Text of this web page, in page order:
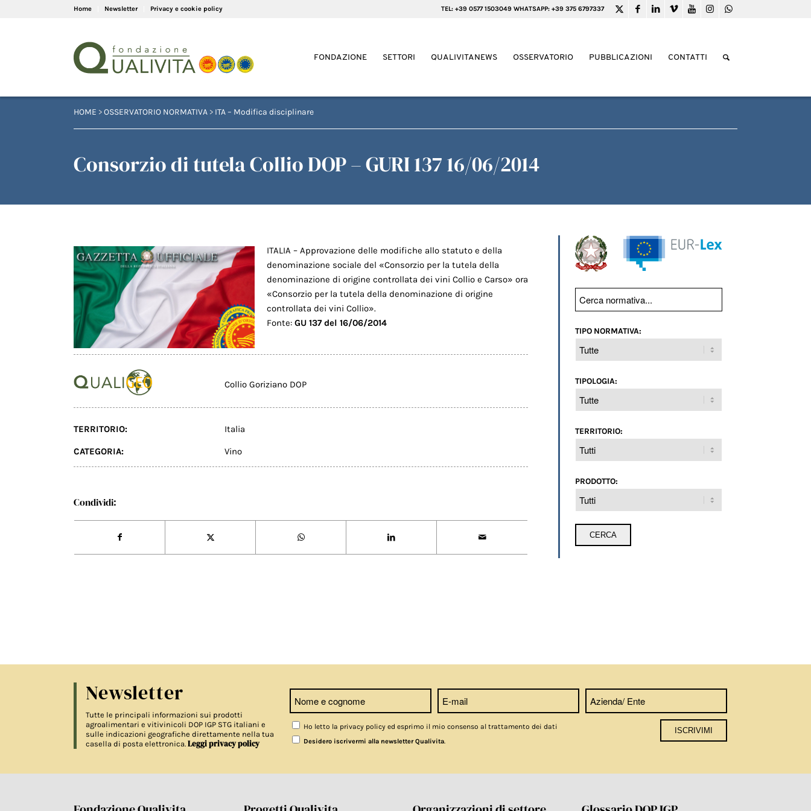
Home Newsletter Privacy e cookie policy TEL: +39 0577 1503049 WHATSAPP: +39 375 6797337
FONDAZIONE SETTORI QUALIVITANEWS OSSERVATORIO PUBBLICAZIONI CONTATTI
HOME >OSSERVATORIO NORMATIVA > ITA – Modifica disciplinare
Consorzio di tutela Collio DOP – GURI 137 16/06/2014
ITALIA – Approvazione delle modifiche allo statuto e della
denominazione sociale del «Consorzio per la tutela della
denominazione di origine controllata dei vini Collio e Carso» ora
«Consorzio per la tutela della denominazione di origine
controllata dei vini Collio».
Fonte: GU 137 del 16/06/2014
Collio Goriziano DOP
TERRITORIO: Italia
CATEGORIA: Vino
Condividi:
TIPO NORMATIVA:
TIPOLOGIA:
TERRITORIO:
PRODOTTO:
Newsletter
Tutte le principali informazioni sui prodotti
agroalimentari e vitivinicoli DOP IGP STG italiani e
sulle indicazioni geografiche direttamente nella tua
casella di posta elettronica. Leggi privacy policy
Ho letto la privacy policy ed esprimo il mio consenso al trattamento dei dati
Desidero iscrivermi alla newsletter Qualivita